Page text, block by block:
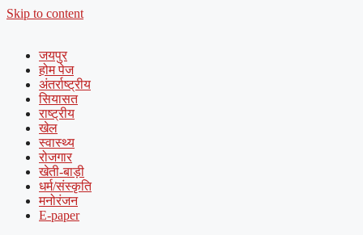
Skip to content
जयपुर
होम पेज
अंतर्राष्ट्रीय
सियासत
राष्ट्रीय
खेल
स्वास्थ्य
रोजगार
खेती-बाड़ी
धर्म/संस्कृति
मनोरंजन
E-paper